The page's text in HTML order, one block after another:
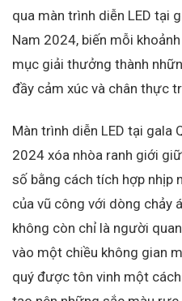
qua màn trình diễn LED tại
Nam 2024, biến mỗi
mục giải thưởng thành
đầy cảm xúc và chân thực
Màn trình diễn LED tại gala
2024 xóa nhòa ranh giới
số bằng cách tích hợp nhịp
của vũ công với dòng chảy
không còn chỉ là người
vào một chiều không gian
quý được tôn vinh một